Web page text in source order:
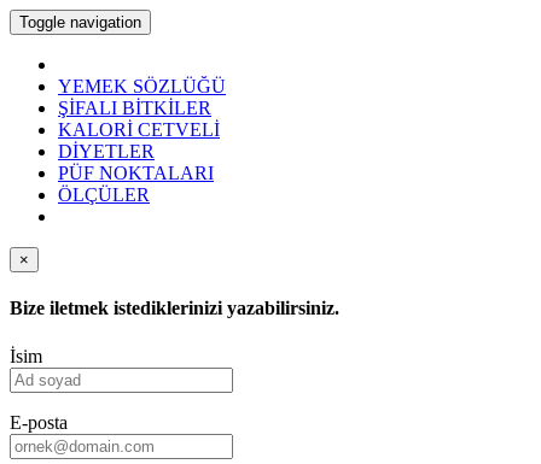
Toggle navigation
YEMEK SÖZLÜĞÜ
ŞİFALI BİTKİLER
KALORİ CETVELİ
DİYETLER
PÜF NOKTALARI
ÖLÇÜLER
×
Bize iletmek istediklerinizi yazabilirsiniz.
İsim
E-posta